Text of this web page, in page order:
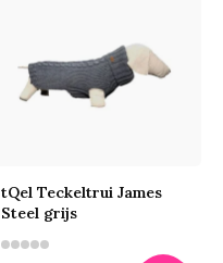
tQel Teckeltrui James
Steel grijs